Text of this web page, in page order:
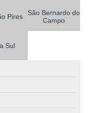
Pires
São Bernardo do
Campo
Sul